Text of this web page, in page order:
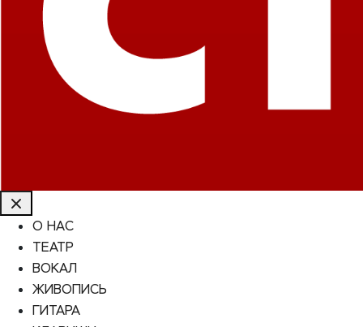
О НАС
ТЕАТР
ВОКАЛ
ЖИВОПИСЬ
ГИТАРА